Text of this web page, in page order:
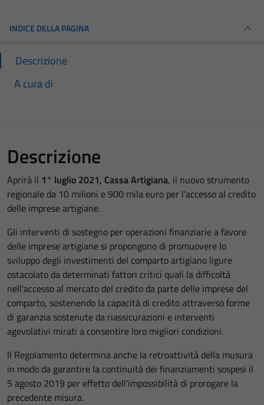
INDICE DELLA PAGINA
Descrizione
A cura di
Descrizione
Aprirà il 1° luglio 2021, Cassa Artigiana, il nuovo strumento
regionale da 10 milioni e 900 mila euro per l'accesso al credito
delle imprese artigiane.
Gli interventi di sostegno per operazioni finanziarie a favore
delle imprese artigiane si propongono di promuovere lo
sviluppo degli investimenti del comparto artigiano ligure
ostacolato da determinati fattori critici quali la difficoltà
nell'accesso al mercato del credito da parte delle imprese del
comparto, sostenendo la capacità di credito attraverso forme
di garanzia sostenute da riassicurazioni e interventi
agevolativi mirati a consentire loro migliori condizioni.
Il Regolamento determina anche la retroattività della musura
in modo da garantire la continuità dei finanziamenti sospesi il
5 agosto 2019 per effetto dell'impossibilità di prorogare la
precedente misura.